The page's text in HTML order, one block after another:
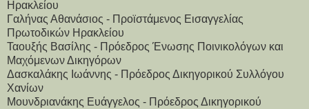
Ηρακλείου
Γαλήνας Αθανάσιος - Προϊστάμενος Εισαγγελίας
Πρωτοδικών Ηρακλείου
Ταουξής Βασίλης - Πρόεδρος Ένωσης Ποινικολόγων και
Μαχόμενων Δικηγόρων
Δασκαλάκης Ιωάννης - Πρόεδρος Δικηγορικού Συλλόγου
Χανίων
Μουνδριανάκης Ευάγγελος - Πρόεδρος Δικηγορικού